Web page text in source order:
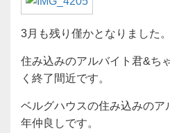
3月も残り僅かとなりました。
住み込みのアルバイト君&ち
く終了間近です。
ベルグハウスの住み込みのア
年仲良しです。